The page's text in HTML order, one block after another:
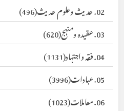
02. حدیث وعلوم حدیث
(496)
03. عقیدہ ومنہج
(620)
04. فقہ واجتہاد
(1131)
05. عبادات
(3996)
06. معاملات
(1023)